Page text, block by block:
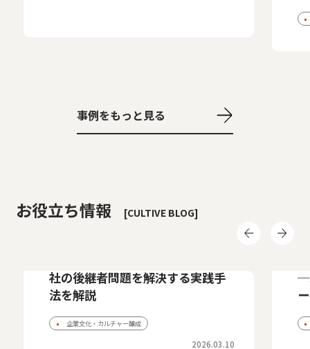
事例をもっと見る
お役立ち情報 [CULTIVE BLOG]
社の後継者問題を解決する実践手
法を解説
企業文化・カルチャー醸成
2026.03.10
─